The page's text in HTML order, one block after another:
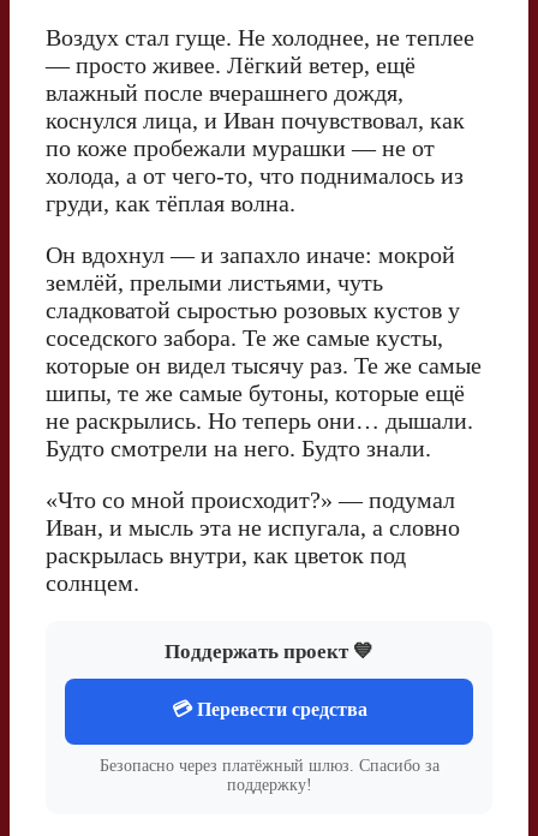
Воздух стал гуще. Не холоднее, не теплее
— просто живее. Лёгкий ветер, ещё
влажный после вчерашнего дождя,
коснулся лица, и Иван почувствовал, как
по коже пробежали мурашки — не от
холода, а от чего-то, что поднималось из
груди, как тёплая волна.
Он вдохнул — и запахло иначе: мокрой
землёй, прелыми листьями, чуть
сладковатой сыростью розовых кустов у
соседского забора. Те же самые кусты,
которые он видел тысячу раз. Те же самые
шипы, те же самые бутоны, которые ещё
не раскрылись. Но теперь они… дышали.
Будто смотрели на него. Будто знали.
«Что со мной происходит?» — подумал
Иван, и мысль эта не испугала, а словно
раскрылась внутри, как цветок под
солнцем.
Поддержать проект 💙
💳 Перевести средства
Безопасно через платёжный шлюз. Спасибо за
поддержку!